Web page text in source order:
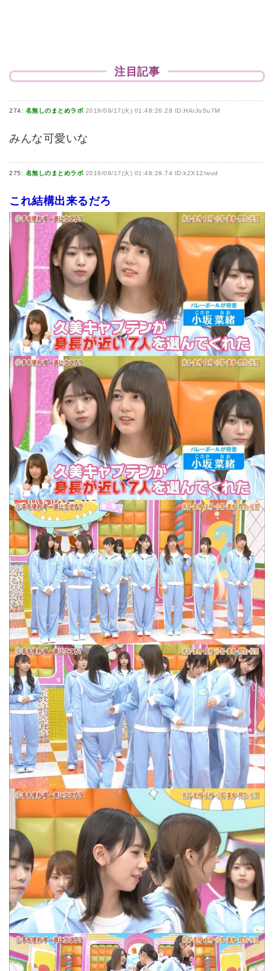
注目記事
274: 名無しのまとめラボ 2019/09/17(火) 01:48:26.28 ID:HArJoSu7M
みんな可愛いな
275: 名無しのまとめラボ 2019/09/17(火) 01:48:29.74 ID:k2X12/wud
これ結構出来るだろ